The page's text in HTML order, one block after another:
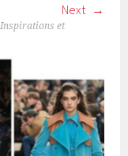
Next
Inspirations et